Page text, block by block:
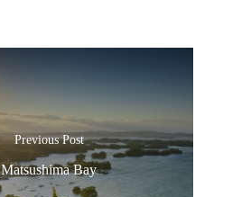
Previous Post
Matsushima Bay
ประเทศญี่ปุ่น
เที่ยวญี่ปุ่นด้ว
เอง